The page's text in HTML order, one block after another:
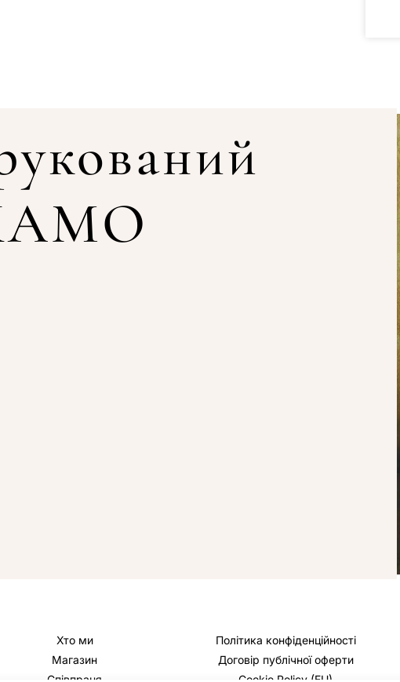
Хто ми
Магазин
Співпраця
Політика конфіденційності
Договір публічної оферти
Cookie Policy (EU)